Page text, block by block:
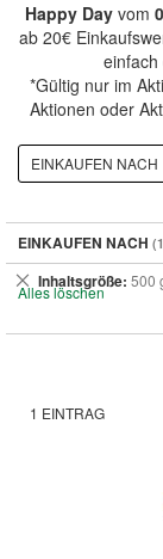
Happy Dayvom
ab 20€
einfach
*Gültig nur im
Aktionen oder
1 EINTRAG
EINKAUFEN NACH
EINKAUFEN NACH
Inhaltsgröße 500
Dies
entfernen
Alles löschen